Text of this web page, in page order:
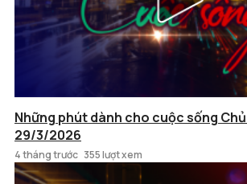
Những phút dành cho cuộc sống
29/3/2026
4 tháng trước 355 lượt xem